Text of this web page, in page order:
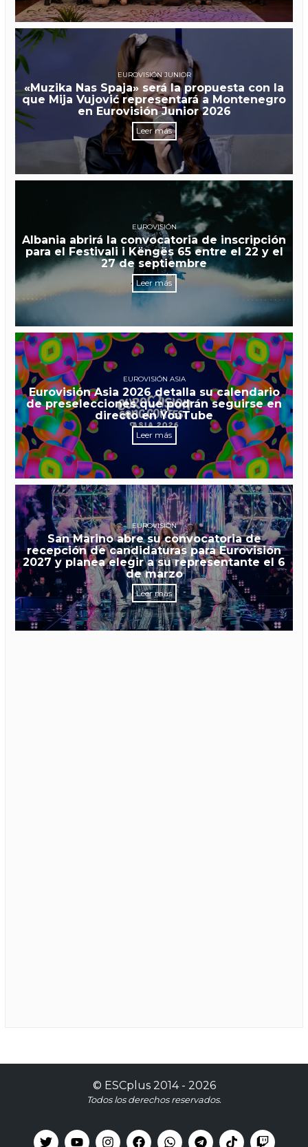
EUROVISIÓN JUNIOR
«Muzika Nas Spaja» será la propuesta con la
que Mija Vujović representará a Montenegro
en Eurovisión Junior 2026
Leer más
EUROVISIÓN
Albania abrirá la convocatoria de inscripción
para el Festivali i Këngës 65 entre el 22 y el
27 de septiembre
Leer más
EUROVISIÓN ASIA
Eurovisión Asia 2026 detalla su calendario
de preselecciones que podrán seguirse en
directo en YouTube
Leer más
EUROVISIÓN
San Marino abre su convocatoria de
recepción de candidaturas para Eurovisión
2027 y planea elegir a su representante el 6
de marzo
Leer más
© ESCplus2014 - 2026
Todos los derechos reservados.